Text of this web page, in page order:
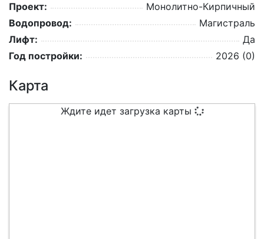
Проект:
Монолитно-Кирпичный
Водопровод:
Магистраль
Лифт:
Да
Год постройки:
2026 (0)
Карта
Ждите идет загрузка карты